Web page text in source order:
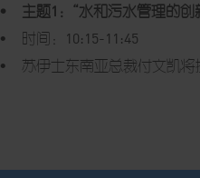
• 主题1：“水和污水管理的创
• 时间：10:15-11:45
• 苏伊士东南亚总裁付文凯将